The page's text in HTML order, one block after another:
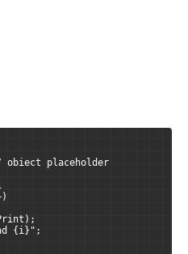
obiect placeholder
{i}";